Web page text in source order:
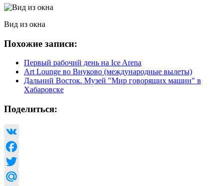
Вид из окна
Похожие записи:
Первый рабочий день на Ice Arena
Art Lounge во Внуково (международные вылеты)
Дальний Восток. Музей "Мир говорящих машин" в
Хабаровске
Поделиться:
VK
Facebook
Twitter